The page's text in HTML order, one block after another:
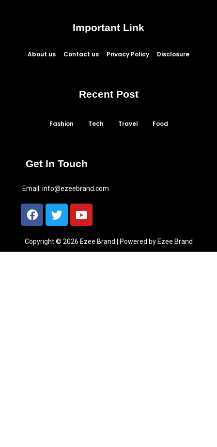
Important Link
About us Contact us Privacy Policy Disclosure
Recent Post
Fashion Tech Travel Food
Get In Touch
Email: info@ezeebrand.com
Copyright © 2026 Ezee Brand | Powered by Ezee Brand